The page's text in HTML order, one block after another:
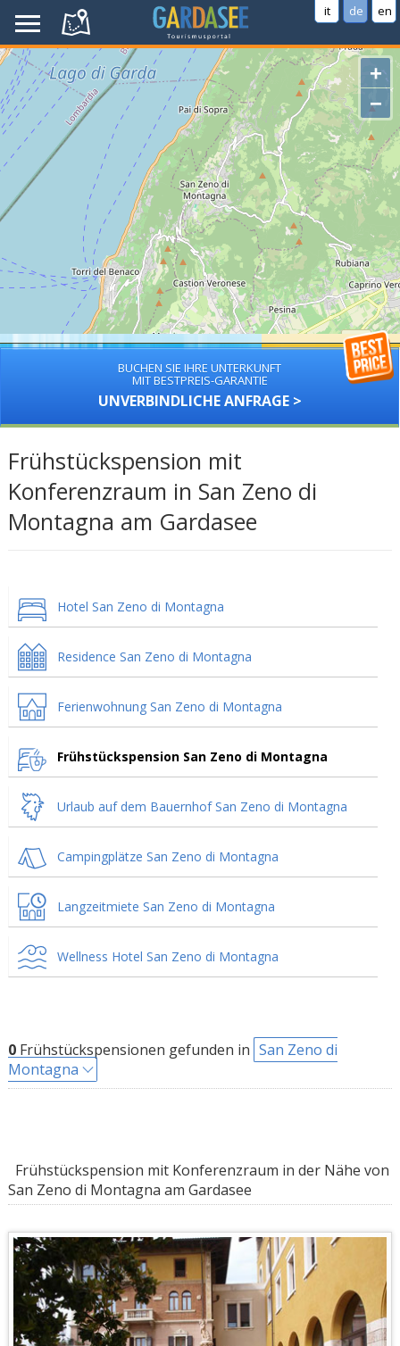
it de en
+
−
BUCHEN SIE IHRE UNTERKUNFT
MIT BESTPREIS-GARANTIE
UNVERBINDLICHE ANFRAGE >
Frühstückspension mit
Konferenzraum in San Zeno di
Montagna am Gardasee
Hotel San Zeno di Montagna
Residence San Zeno di Montagna
Ferienwohnung San Zeno di Montagna
Frühstückspension San Zeno di Montagna
Urlaub auf dem Bauernhof San Zeno di Montagna
Campingplätze San Zeno di Montagna
Langzeitmiete San Zeno di Montagna
Wellness Hotel San Zeno di Montagna
0Frühstückspensionen gefunden in San Zeno di
Montagna
Frühstückspension mit Konferenzraum in der Nähe von
San Zeno di Montagna am Gardasee